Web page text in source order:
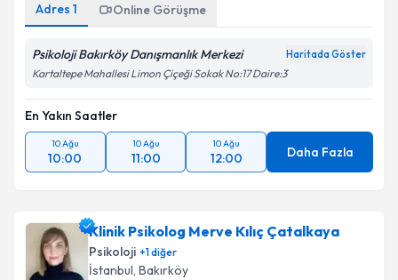
Adres 1 Online Görüşme
Psikoloji Bakırköy Danışmanlık Merkezi Haritada Göster
Kartaltepe Mahallesi Limon Çiçeği Sokak No:17 Daire:3
En Yakın Saatler
10 Ağu
10:00
10 Ağu
11:00
10 Ağu
12:00 Daha Fazla
Klinik Psikolog Merve Kılıç Çatalkaya
Psikoloji +1diğer
İstanbul, Bakırköy